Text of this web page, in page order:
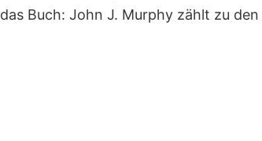
Buch: John J. Murphy zählt zu den